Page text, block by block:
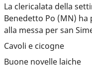
La clericalata della
Benedetto Po (MN)
alla messa per san
Cavoli e cicogne
Buone novelle laiche